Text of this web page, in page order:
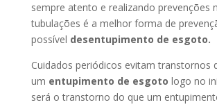
sempre atento e realizando prevenções
tubulações é a melhor forma de
possível desentupimento de esgoto.
Cuidados periódicos evitam transtornos
um entupimento de esgoto logo no
será o transtorno do que um